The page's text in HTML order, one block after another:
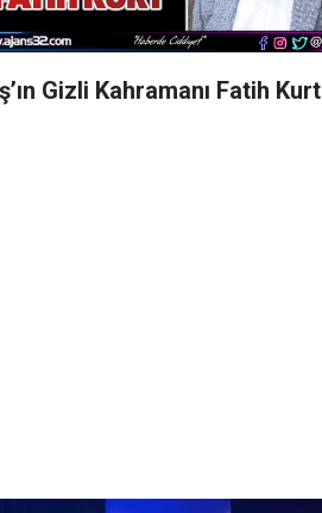
Gizli Kahramanı Fatih Kurt